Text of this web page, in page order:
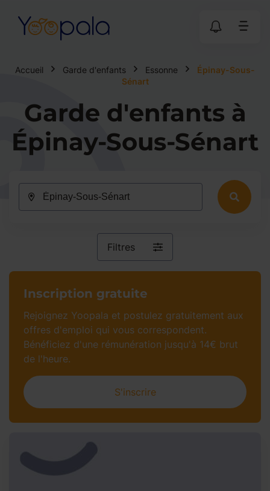
Accueil Garde d'enfants Essonne
Épinay-Sous-
Sénart
Garde d'enfants à
Épinay-Sous-Sénart
Filtres
Inscription gratuite​
Rejoignez Yoopala et postulez gratuitement aux
offres d'emploi qui vous correspondent.
Bénéficiez d'une rémunération jusqu'à 14€ brut
de l'heure.​
S'inscrire